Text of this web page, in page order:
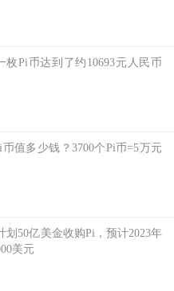
枚Pi币达到了约10693元人民币
值多少钱？3700个Pi币=5万元
划50亿美金收购Pi，预计2023年
美元